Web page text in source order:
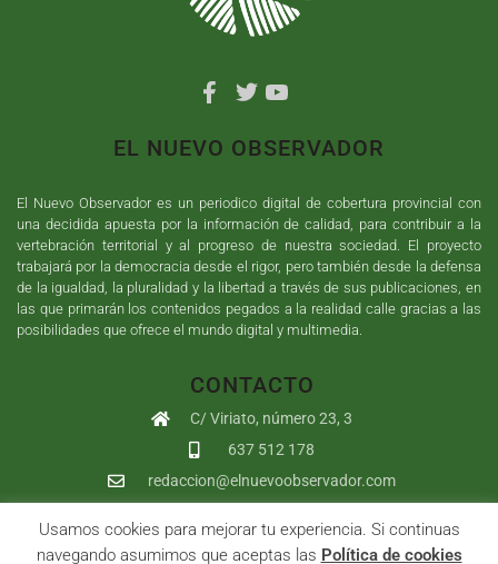
EL NUEVO OBSERVADOR
El Nuevo Observador es un periodico digital de cobertura provincial con
una decidida apuesta por la información de calidad, para contribuir a la
vertebración territorial y al progreso de nuestra sociedad. El proyecto
trabajará por la democracia desde el rigor, pero también desde la defensa
de la igualdad, la pluralidad y la libertad a través de sus publicaciones, en
las que primarán los contenidos pegados a la realidad calle gracias a las
posibilidades que ofrece el mundo digital y multimedia.
CONTACTO
C/ Viriato, número 23, 3
637 512 178
redaccion@elnuevoobservador.com
Copyright ©2026 El Nuevo Observador | Sumurdigital Diseño web
Usamos cookies para mejorar tu experiencia. Si continuas
navegando asumimos que aceptas las Política de cookies